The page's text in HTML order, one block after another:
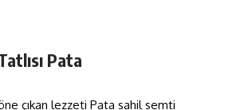
Pata
çıkan lezzeti Pata sahil semti